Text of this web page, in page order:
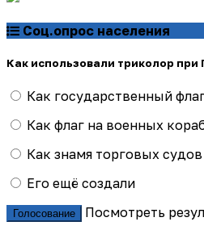
Соц.опрос населения
Как использовали триколор при
Как государственный
Как флаг на военных
Как знамя торговых судов
Его ещё создали
Голосование
Посмотреть